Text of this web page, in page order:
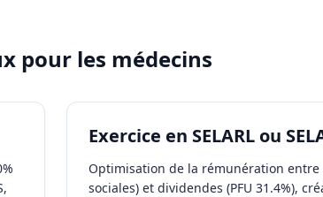
pour les médecins
Exercice en SELARL ou
Optimisation de la rémunération entre
sociales) et dividendes (PFU 31.4%),